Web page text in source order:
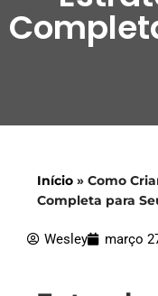
Início » Como
Completa para
Wesley março